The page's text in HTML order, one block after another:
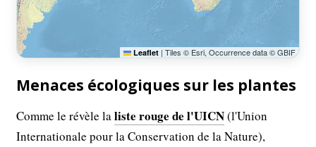
Leaflet | Tiles © Esri, Occurrence data © GBIF
Menaces écologiques sur les plantes
Comme le révèle laliste rouge de l'UICN(l'Union
Internationale pour la Conservation de la Nature),